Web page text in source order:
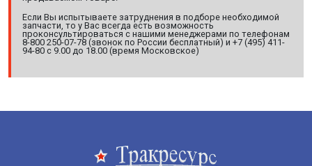
Если Вы испытываете затруднения в подборе необходимой
запчасти, то у Вас всегда есть возможность
проконсультироваться с нашими менеджерами по телефонам
8-800 250-07-78 (звонок по России бесплатный) и +7 (495) 411-
94-80 с 9.00 до 18.00 (время Московское)